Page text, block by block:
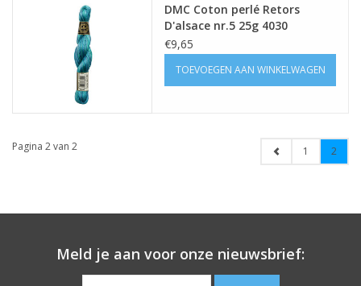
DMC Coton perlé Retors
D'alsace nr.5 25g 4030
€9,65
TOEVOEGEN AAN WINKELWAGEN
Pagina 2 van 2 1 2
Meld je aan voor onze nieuwsbrief: